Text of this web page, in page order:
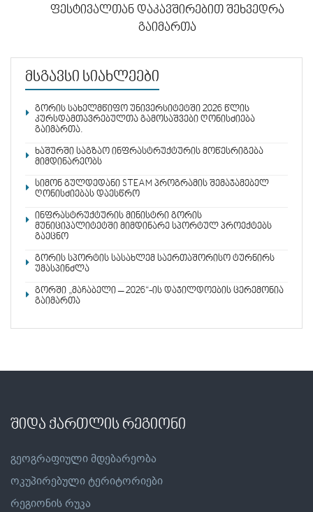
ფესტივალთან დაკავშირებით შეხვედრა
გაიმართა
მსგავსი სიახლეები
გორის სახელმწიფო უნივერსიტეტში 2026 წლის
კურსდამთავრებულთა გამოსაშვები ღონისძიება
გაიმართა.
ხაშურში საგზაო ინფრასტრუქტურის მოწესრიგება
მიმდინარეობს
სიმონ გულდედანი STEAM პროგრამის შემაჯამებელ
ღონისძიებას დაესწრო
ინფრასტრუქტურის მინისტრი გორის
მუნიციპალიტეტში მიმდინარე სპორტულ პროექტებს
გაეცნო
გორის სპორტის სასახლემ საერთაშორისო ტურნირს
უმასპინძლა
გორში „მაჩაბელი – 2026“-ის დაჯილდოების ცერემონია
გაიმართა
შიდა ქართლის რეგიონი
გეოგრაფიული მდებარეობა
ოკუპირებული ტერიტორიები
რეგიონის რუკა